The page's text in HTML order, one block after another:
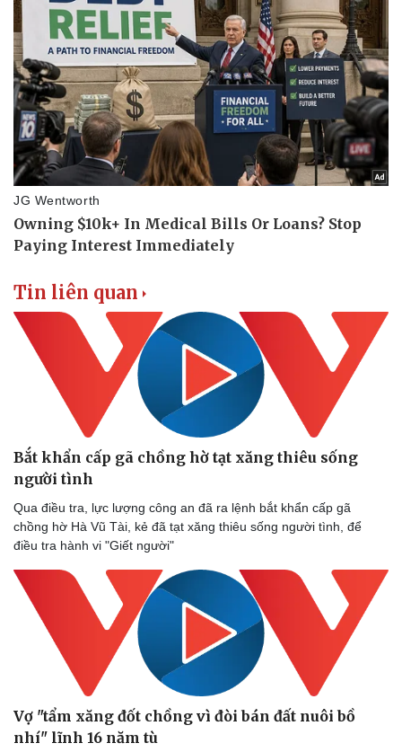
Thể thao
Tin liên quan
Bắt khẩn cấp gã chồng hờ tạt xăng thiêu sống
người tình
Qua điều tra, lực lượng công an đã ra lệnh bắt khẩn cấp gã
chồng hờ Hà Vũ Tài, kẻ đã tạt xăng thiêu sống người tình, để
điều tra hành vi "Giết người"
Vợ "tẩm xăng đốt chồng vì đòi bán đất nuôi bồ
nhí" lĩnh 16 năm tù